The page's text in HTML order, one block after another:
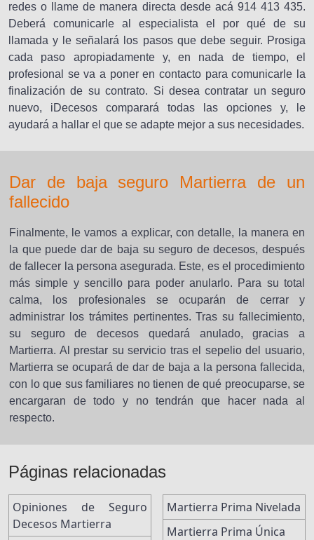
redes o llame de manera directa desde acá 914 413 435.
Deberá comunicarle al especialista el por qué de su
llamada y le señalará los pasos que debe seguir. Prosiga
cada paso apropiadamente y, en nada de tiempo, el
profesional se va a poner en contacto para comunicarle la
finalización de su contrato. Si desea contratar un seguro
nuevo, iDecesos comparará todas las opciones y, le
ayudará a hallar el que se adapte mejor a sus necesidades.
Dar de baja seguro Martierra de un
fallecido
Finalmente, le vamos a explicar, con detalle, la manera en
la que puede dar de baja su seguro de decesos, después
de fallecer la persona asegurada. Este, es el procedimiento
más simple y sencillo para poder anularlo. Para su total
calma, los profesionales se ocuparán de cerrar y
administrar los trámites pertinentes. Tras su fallecimiento,
su seguro de decesos quedará anulado, gracias a
Martierra. Al prestar su servicio tras el sepelio del usuario,
Martierra se ocupará de dar de baja a la persona fallecida,
con lo que sus familiares no tienen de qué preocuparse, se
encargaran de todo y no tendrán que hacer nada al
respecto.
Páginas relacionadas
Opiniones de Seguro
Decesos Martierra
Martierra Prima Nivelada
Martierra Prima Única